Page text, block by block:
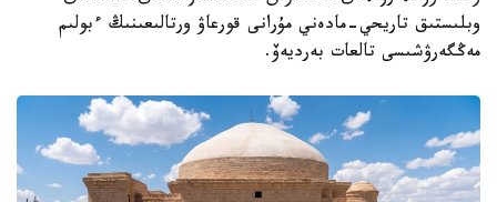
وبلىستىق تاريحي-مادەني مۇرانى قورعاۋ ورتالىعىنىڭ ءبولىم
مەڭگەرۋشىسى تالعات بەرديەۆ.